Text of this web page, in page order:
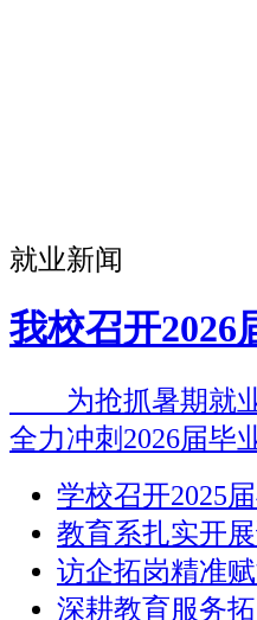
就业新闻
我校召开
为抢抓暑期就业
全力冲刺2026届毕
学校召开2025
教育系扎实开
访企拓岗精准
深耕教育服务